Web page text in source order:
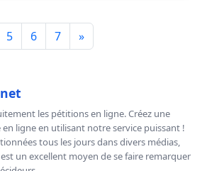
5 6 7 »
les pétitions en ligne. Créez une
ligne en utilisant notre service puissant !
tous les jours dans divers médias,
un excellent moyen de se faire remarquer